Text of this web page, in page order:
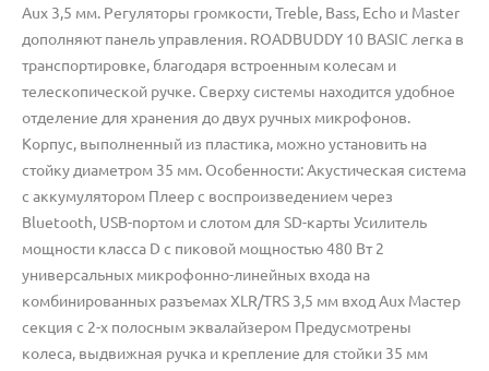
Aux 3,5 мм. Регуляторы громкости, Treble, Bass, Echo и Master
дополняют панель управления. ROADBUDDY 10 BASIC легка в
транспортировке, благодаря встроенным колесам и
телескопической ручке. Сверху системы находится удобное
отделение для хранения до двух ручных микрофонов.
Корпус, выполненный из пластика, можно установить на
стойку диаметром 35 мм. Особенности: Акустическая система
с аккумулятором Плеер с воспроизведением через
Bluetooth, USB-портом и слотом для SD-карты Усилитель
мощности класса D с пиковой мощностью 480 Вт 2
универсальных микрофонно-линейных входа на
комбинированных разъемах XLR/TRS 3,5 мм вход Aux Мастер
секция с 2-х полосным эквалайзером Предусмотрены
колеса, выдвижная ручка и крепление для стойки 35 мм